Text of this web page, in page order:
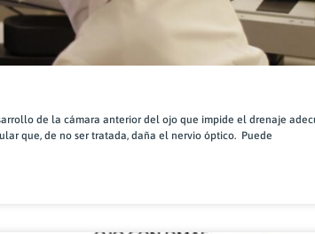
de la cámara anterior del ojo que impide el drenaje
que, de no ser tratada, daña el nervio óptico. Puede